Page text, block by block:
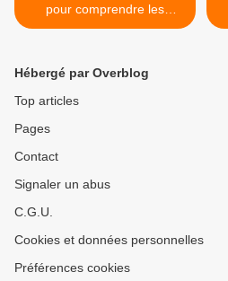
pour comprendre les
réalités des hommes et des
Hébergé par Overblog
Top articles
Pages
Contact
Signaler un abus
C.G.U.
Cookies et données personnelles
Préférences cookies